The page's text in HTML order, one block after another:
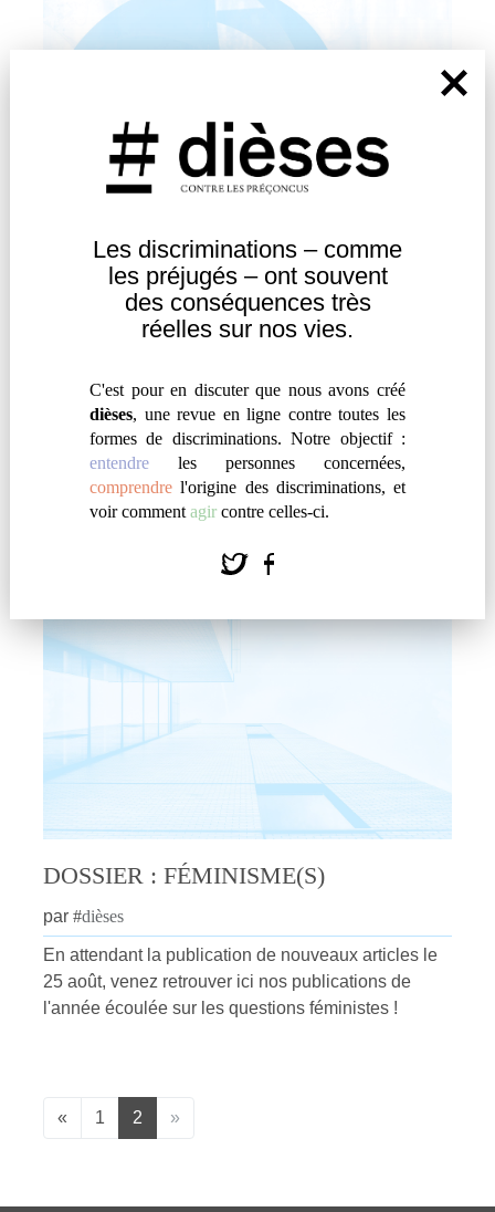
Les discriminations – comme
lespréjugés – ont souvent
desconséquences très
réelles sur nos vies.
C'est pour en discuter que nous avons créé
dièses, une revue en ligne contre toutes les
formes de discriminations. Notre objectif :
entendre les personnes concernées,
comprendre l'origine des discriminations, et
voir comment agir contre celles-ci.
DOSSIER : VALIDISME ET
GROSSOPHOBIE
Au menu de ce dossier : culture sourde,
schizophrénie, oppression et libération de la
grosseur, stéréotypes sur les femmes autistes,
lourdeurs administratives...
Actualité du site
DOSSIER : FÉMINISME(S)
par #dièses
En attendant la publication de nouveaux articles le
25 août, venez retrouver ici nos publications de
l'année écoulée sur les questions féministes !
« 1 2 »